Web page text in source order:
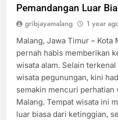
Pemandangan Luar
gribjayamalang 1 year
Malang, Jawa Timur – Kota
pernah habis memberikan
wisata alam. Selain
wisata pegunungan, kini
semakin mencuri perhatian
Malang. Tempat wisata ini
luar biasa dari ketinggian,